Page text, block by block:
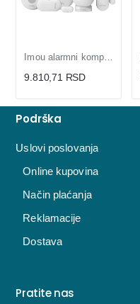
9.810,71 RSD
Podrška
Uslovi poslovanja
Online kupovina
Način plaćanja
Reklamacije
Dostava
Pratite nas